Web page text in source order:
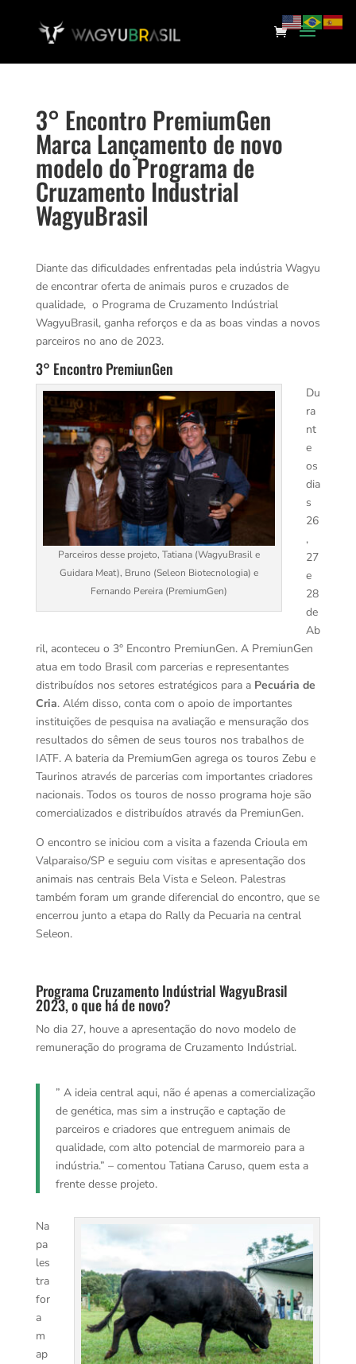
3° Encontro PremiumGen
Marca Lançamento de novo
modelo do Programa de
Cruzamento Industrial
WagyuBrasil
Diante das dificuldades enfrentadas pela indústria Wagyu
de encontrar oferta de animais puros e cruzados de
qualidade, o Programa de Cruzamento Indústrial
WagyuBrasil, ganha reforços e da as boas vindas a novos
parceiros no ano de 2023.
3° Encontro PremiunGen
Parceiros desse projeto, Tatiana (WagyuBrasil e
Guidara Meat), Bruno (Seleon Biotecnologia) e
Fernando Pereira (PremiumGen)
Du
ra
nt
e
os
dia
s
26
,
27
e
28
de
Ab
ril, aconteceu o 3° Encontro PremiunGen. A PremiunGen
atua em todo Brasil com parcerias e representantes
distribuídos nos setores estratégicos para a Pecuária de
Cria. Além disso, conta com o apoio de importantes
instituições de pesquisa na avaliação e mensuração dos
resultados do sêmen de seus touros nos trabalhos de
IATF. A bateria da PremiumGen agrega os touros Zebu e
Taurinos através de parcerias com importantes criadores
nacionais. Todos os touros de nosso programa hoje são
comercializados e distribuídos através da PremiunGen.
O encontro se iniciou com a visita a fazenda Crioula em
Valparaiso/SP e seguiu com visitas e apresentação dos
animais nas centrais Bela Vista e Seleon. Palestras
também foram um grande diferencial do encontro, que se
encerrou junto a etapa do Rally da Pecuaria na central
Seleon.
Programa Cruzamento Indústrial WagyuBrasil
2023, o que há de novo?
No dia 27, houve a apresentação do novo modelo de
remuneração do programa de Cruzamento Indústrial.
” A ideia central aqui, não é apenas a comercialização
de genética, mas sim a instrução e captação de
parceiros e criadores que entreguem animais de
qualidade, com alto potencial de marmoreio para a
indústria.” – comentou Tatiana Caruso, quem esta a
frente desse projeto.
Na
pa
les
tra
for
a
m
ap